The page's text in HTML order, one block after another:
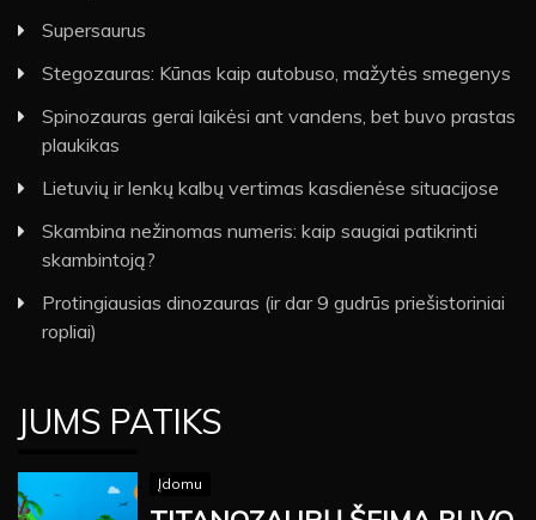
Supersaurus
Stegozauras: Kūnas kaip autobuso, mažytės smegenys
Spinozauras gerai laikėsi ant vandens, bet buvo prastas
plaukikas
Lietuvių ir lenkų kalbų vertimas kasdienėse situacijose
Skambina nežinomas numeris: kaip saugiai patikrinti
skambintoją?
Protingiausias dinozauras (ir dar 9 gudrūs priešistoriniai
ropliai)
JUMS PATIKS
Įdomu